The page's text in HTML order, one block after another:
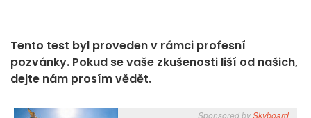
Tento test byl proveden v rámci profesní
pozvánky. Pokud se vaše zkušenosti liší od našich,
dejte nám prosím vědět.